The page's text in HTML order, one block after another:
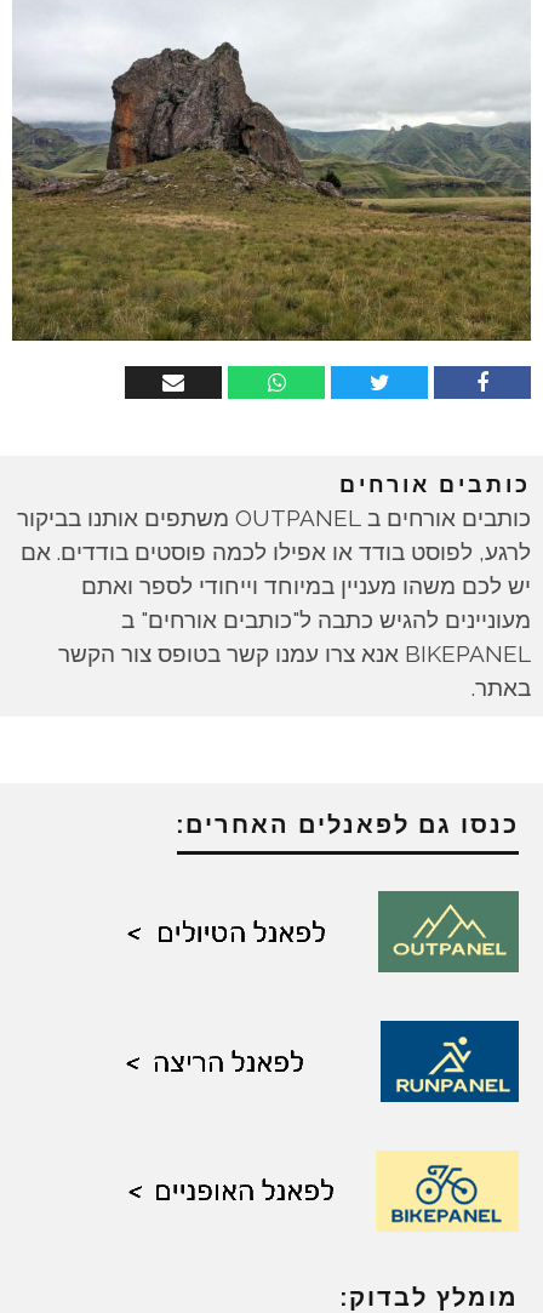
כותבים אורחים
כותבים אורחים ב OUTPANEL משתפים אותנו בביקור
לרגע, לפוסט בודד או אפילו לכמה פוסטים בודדים. אם
יש לכם משהו מעניין במיוחד וייחודי לספר ואתם
מעוניינים להגיש כתבה ל"כותבים אורחים" ב
BIKEPANEL אנא צרו עמנו קשר בטופס צור הקשר
באתר.
כנסו גם לפאנלים האחרים:
מומלץ לבדוק: